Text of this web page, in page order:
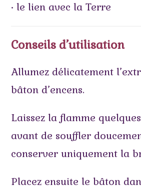
• le lien avec la Terre
Conseils d’utilisation
Allumez délicatement
bâton d’encens.
Laissez la flamme
avant de souffler
conserver uniquement la
Placez ensuite le bâton